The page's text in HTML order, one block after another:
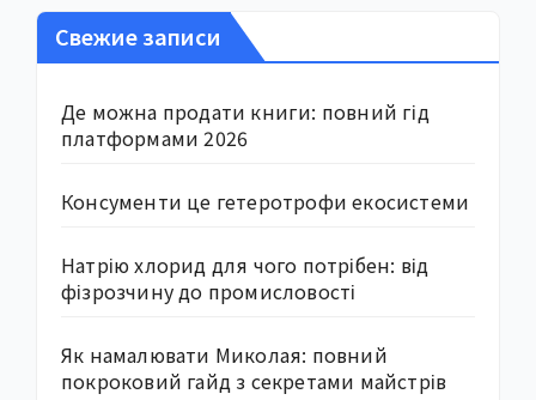
Свежие записи
Де можна продати книги: повний гід
платформами 2026
Консументи це гетеротрофи екосистеми
Натрію хлорид для чого потрібен: від
фізрозчину до промисловості
Як намалювати Миколая: повний
покроковий гайд з секретами майстрів